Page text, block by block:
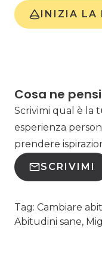
INIZIA LA
Cosa ne
Scrivimi qual è la
esperienza
prendere
SCRIVIMI
Tag: Cambiare
Abitudini sane,